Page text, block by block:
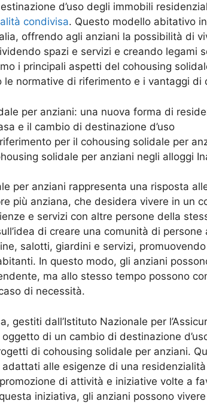
d’uso degli immobili
condivisa. Questo modello abitativo
offrendo agli anziani la possibilità di
spazi e servizi e creando legami
i principali aspetti del cohousing
le normative di riferimento e i vantaggi di
per anziani: una nuova forma di
e il cambio di destinazione d’uso
per il cohousing solidale per
solidale per anziani negli alloggi
per anziani rappresenta una risposta
più anziana, che desidera vivere in un
e servizi con altre persone della
di creare una comunità di
salotti, giardini e servizi,
In questo modo, gli anziani
ma allo stesso tempo possono
di necessità.
gestiti dall’Istituto Nazionale per
di un cambio di destinazione
di cohousing solidale per anziani.
alle esigenze di una
di attività e iniziative volte a
iniziativa, gli anziani possono